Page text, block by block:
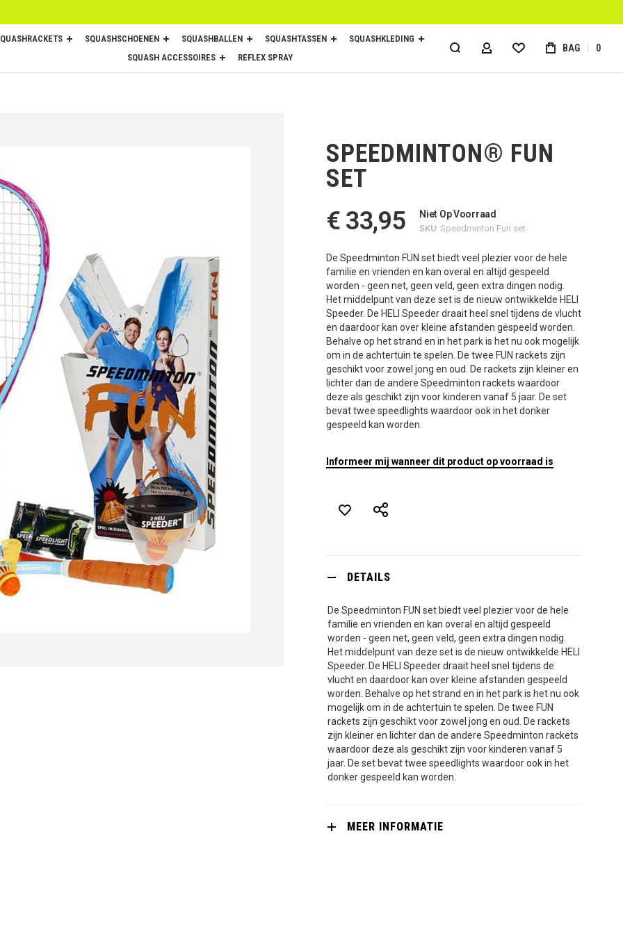
SQUASHSCHOENEN SQUASHBALLEN SQUASHTASSEN
SQUASHKLEDING
SQUASH ACCESSOIRES
REFLEX SPRAY ACCOUNT BAG 0
SPEEDMINTON® FUN
SET
€ 33,95
Niet Op Voorraad
SKU Speedminton Fun set
De Speedminton FUN set biedt veel plezier voor de hele
familie en vrienden en kan overal en altijd gespeeld
worden - geen net, geen veld, geen extra dingen nodig.
Het middelpunt van deze set is de nieuw ontwikkelde HELI
Speeder. De HELI Speeder draait heel snel tijdens de vlucht
en daardoor kan over kleine afstanden gespeeld worden.
Behalve op het strand en in het park is het nu ook mogelijk
om in de achtertuin te spelen. De twee FUN rackets zijn
geschikt voor zowel jong en oud. De rackets zijn kleiner en
lichter dan de andere Speedminton rackets waardoor
deze als geschikt zijn voor kinderen vanaf 5 jaar. De set
bevat twee speedlights waardoor ook in het donker
gespeeld kan worden.
Informeer mij wanneer dit product op voorraad is
DETAILS
De Speedminton FUN set biedt veel plezier voor de hele
familie en vrienden en kan overal en altijd gespeeld
worden - geen net, geen veld, geen extra dingen nodig.
Het middelpunt van deze set is de nieuw ontwikkelde HELI
Speeder. De HELI Speeder draait heel snel tijdens de
vlucht en daardoor kan over kleine afstanden gespeeld
worden. Behalve op het strand en in het park is het nu ook
mogelijk om in de achtertuin te spelen. De twee FUN
rackets zijn geschikt voor zowel jong en oud. De rackets
zijn kleiner en lichter dan de andere Speedminton rackets
waardoor deze als geschikt zijn voor kinderen vanaf 5
jaar. De set bevat twee speedlights waardoor ook in het
donker gespeeld kan worden.
MEER INFORMATIE